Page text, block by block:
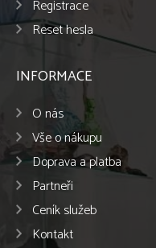
Registrace
Reset hesla
INFORMACE
O nás
Vše o nákupu
Doprava a platba
Partneři
Ceník služeb
Kontakt